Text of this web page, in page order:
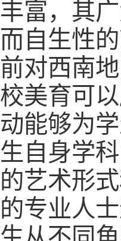
丰富，其
而自生性
前对西南
校美育可
动能够为
生自身学
的艺术形
的专业人